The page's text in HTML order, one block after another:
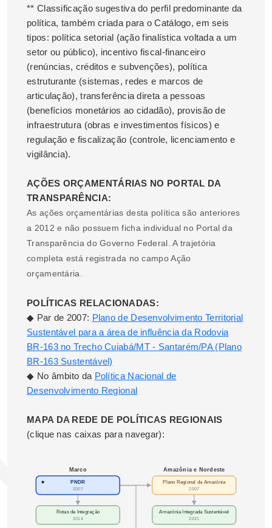
** Classificação sugestiva do perfil predominante da
política, também criada para o Catálogo, em seis
tipos: política setorial (ação finalística voltada a um
setor ou público), incentivo fiscal-financeiro
(renúncias, créditos e subvenções), política
estruturante (sistemas, redes e marcos de
articulação), transferência direta a pessoas
(benefícios monetários ao cidadão), provisão de
infraestrutura (obras e investimentos físicos) e
regulação e fiscalização (controle, licenciamento e
vigilância).
AÇÕES ORÇAMENTÁRIAS NO PORTAL DA
TRANSPARÊNCIA:
As ações orçamentárias desta política são anteriores
a 2012 e não possuem ficha individual no Portal da
Transparência do Governo Federal. A trajetória
completa está registrada no campo Ação
orçamentária.
POLÍTICAS RELACIONADAS:
◆ Par de 2007: Plano de Desenvolvimento Territorial
Sustentável para a área de influência da Rodovia
BR-163 no Trecho Cuiabá/MT - Santarém/PA (Plano
BR-163 Sustentável)
◆ No âmbito da Política Nacional de
Desenvolvimento Regional
MAPA DA REDE DE POLÍTICAS REGIONAIS
(clique nas caixas para navegar):
Marco
★ PNDR
2007
Rotas de Integração
2014
Amazônia e Nordeste
Plano Regional da Amazônia
2007
Amazônia Integrada Sustentável
2021